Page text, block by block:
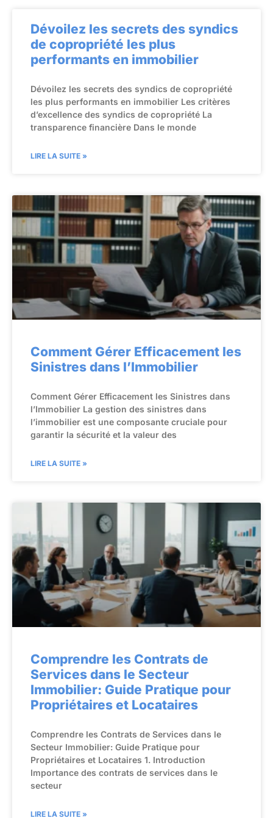
Dévoilez les secrets des syndics
de copropriété les plus
performants en immobilier
Dévoilez les secrets des syndics de copropriété
les plus performants en immobilier Les critères
d’excellence des syndics de copropriété La
transparence financière Dans le monde
LIRE LA SUITE »
Comment Gérer Efficacement les
Sinistres dans l’Immobilier
Comment Gérer Efficacement les Sinistres dans
l’Immobilier La gestion des sinistres dans
l’immobilier est une composante cruciale pour
garantir la sécurité et la valeur des
LIRE LA SUITE »
Comprendre les Contrats de
Services dans le Secteur
Immobilier: Guide Pratique pour
Propriétaires et Locataires
Comprendre les Contrats de Services dans le
Secteur Immobilier: Guide Pratique pour
Propriétaires et Locataires 1. Introduction
Importance des contrats de services dans le
secteur
LIRE LA SUITE »